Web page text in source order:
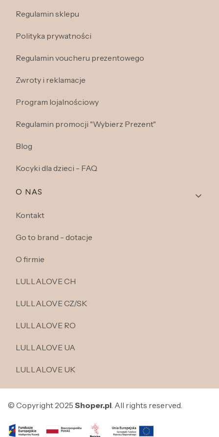
Regulamin sklepu
Polityka prywatności
Regulamin voucheru prezentowego
Zwroty i reklamacje
Program lojalnościowy
Regulamin promocji "Wybierz Prezent"
Blog
Kocyki dla dzieci - FAQ
O NAS
Kontakt
Go to brand - dotacje
O firmie
LULLALOVE CH
LULLALOVE CZ/SK
LULLALOVE RO
LULLALOVE UA
LULLALOVE UK
© Copyright 2025 Shoper.pl. All rights reserved.